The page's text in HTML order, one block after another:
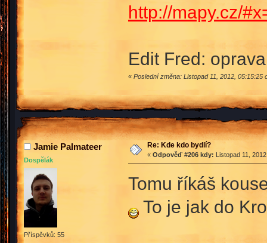
http://mapy.cz/
Edit Fred:
« Poslední změna: Listopad 11, 2012, 05:15:25
Jamie Palmateer
Dospělák
Příspěvků: 55
Re: Kde kdo bydlí?
« Odpověď #206 kdy: Listopad 11,
Tomu říkáš
To je jak do